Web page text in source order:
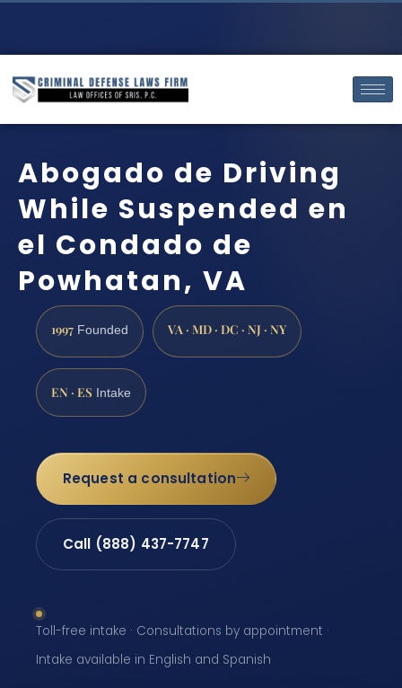
Abogado de Driving
While Suspended en
el Condado de
Powhatan, VA
1997 Founded VA · MD · DC · NJ · NY
EN · ES Intake
Request a consultation
Call (888) 437-7747
Toll-free intake · Consultations by appointment ·
Intake available in English and Spanish